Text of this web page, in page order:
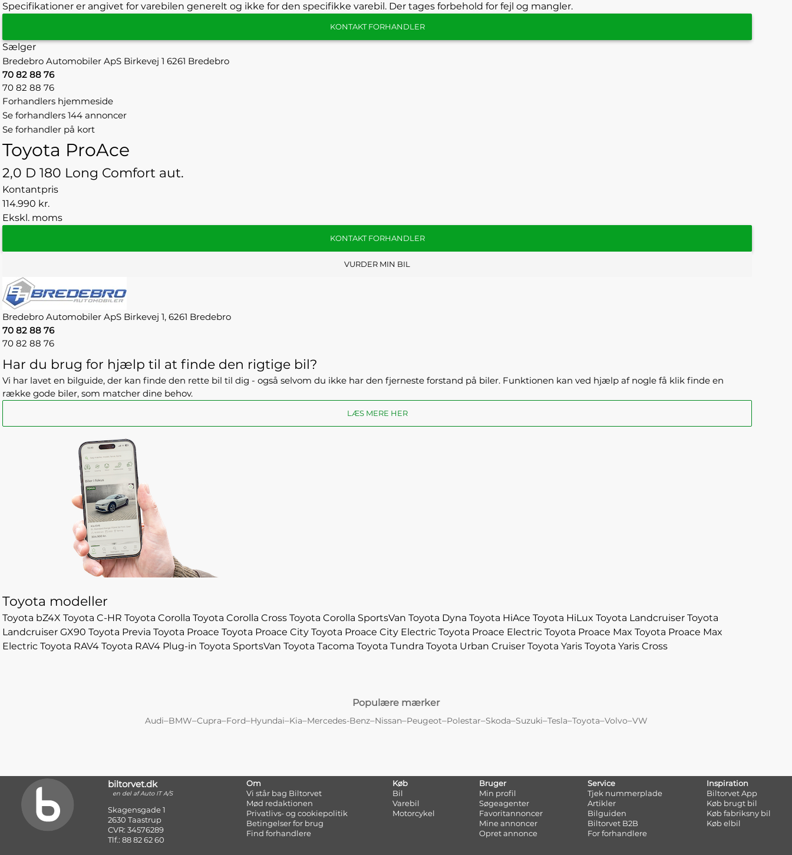
Specifikationer er angivet for varebilen generelt og ikke for den specifikke varebil. Der tages forbehold for fejl og mangler.
KONTAKT FORHANDLER
Sælger
Bredebro Automobiler ApS Birkevej 1 6261 Bredebro
70 82 88 76
70 82 88 76
Forhandlers hjemmeside
Se forhandlers 144 annoncer
Se forhandler på kort
Toyota ProAce
2,0 D 180 Long Comfort aut.
Kontantpris
114.990 kr.
Ekskl. moms
KONTAKT FORHANDLER
VURDER MIN BIL
Bredebro Automobiler ApS Birkevej 1, 6261 Bredebro
70 82 88 76
70 82 88 76
Har du brug for hjælp til at finde den rigtige bil?
Vi har lavet en bilguide, der kan finde den rette bil til dig - også selvom du ikke har den fjerneste forstand på biler. Funktionen kan ved hjælp af nogle få klik finde en
række gode biler, som matcher dine behov.
LÆS MERE HER
Toyota modeller
Toyota bZ4X Toyota C-HR Toyota Corolla Toyota Corolla Cross Toyota Corolla SportsVan Toyota Dyna Toyota HiAce Toyota HiLux Toyota Landcruiser Toyota
Landcruiser GX90 Toyota Previa Toyota Proace Toyota Proace City Toyota Proace City Electric Toyota Proace Electric Toyota Proace Max Toyota Proace Max
Electric Toyota RAV4 Toyota RAV4 Plug-in Toyota SportsVan Toyota Tacoma Toyota Tundra Toyota Urban Cruiser Toyota Yaris Toyota Yaris Cross
Populære mærker
Audi–BMW–Cupra–Ford–Hyundai–Kia–Mercedes-Benz–Nissan–Peugeot–Polestar–Skoda–Suzuki–Tesla–Toyota–Volvo–VW
Om
Vi står bag Biltorvet
Mød redaktionen
Privatlivs- og cookiepolitik
Betingelser for brug
Find forhandlere
Køb
Bil
Varebil
Motorcykel
Bruger
Min profil
Søgeagenter
Favoritannoncer
Mine annoncer
Opret annonce
Service
Tjek nummerplade
Artikler
Bilguiden
Biltorvet B2B
For forhandlere
Inspiration
Biltorvet App
Køb brugt bil
Køb fabriksny bil
Køb elbil
biltorvet.dk
en del af Auto IT A/S
Skagensgade 1
2630 Taastrup
CVR: 34576289
Tlf.: 88 82 62 60